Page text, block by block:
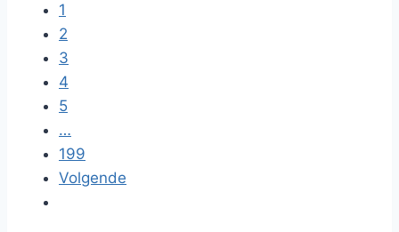
1
2
3
4
5
…
199
Volgende